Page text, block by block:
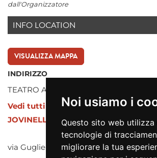
Noi usiamo i
Questo sito web
tecnologie di
migliorare la tua
dall'Organizzatore
INFO LOCATION
VISUALIZZA MAPPA
INDIRIZZO
TEATRO AMBRA JOVINELLI
Vedi tutti gli eventi presso TEATRO
JOVINELLI
via Guglielmo Pepe snc, 000 ROMA